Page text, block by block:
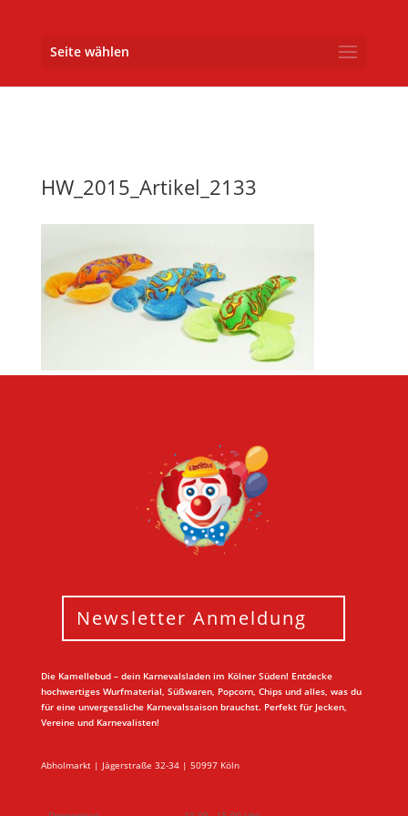
Seite wählen
HW_2015_Artikel_2133
Newsletter Anmeldung
Die Kamellebud – dein Karnevalsladen im Kölner Süden! Entdecke
hochwertiges Wurfmaterial, Süßwaren, Popcorn, Chips und alles, was du
für eine unvergessliche Karnevalssaison brauchst. Perfekt für Jecken,
Vereine und Karnevalisten!
Abholmarkt | Jägerstraße 32-34 | 50997 Köln